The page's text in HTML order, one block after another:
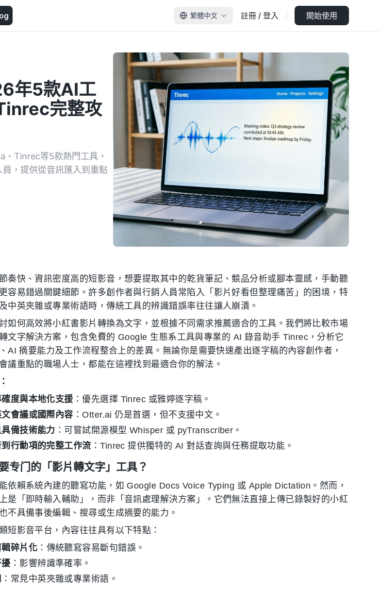
繁體中文 註冊 / 登入 開始使用
年5款AI工
完整攻
Tinrec等5款熱門工具，
，提供從音訊匯入到重點
奏快、資訊密度高的短影音，想要提取其中的乾貨筆記、競品分析或腳本靈感，手動聽
容易錯過關鍵細節。許多創作者與行銷人員常陷入「影片好看但整理痛苦」的困境，特
中英夾雜或專業術語時，傳統工具的辨識錯誤率往往讓人崩潰。
如何高效將小紅書影片轉換為文字，並根據不同需求推薦適合的工具。我們將比較市場
文字解決方案，包含免費的 Google 生態系工具與專業的 AI 錄音助手 Tinrec，分析它
AI 摘要能力及工作流程整合上的差異。無論你是需要快速產出逐字稿的內容創作者，
議重點的職場人士，都能在這裡找到最適合你的解法。
度與本地化支援 ：優先選擇 Tinrec 或雅婷逐字稿。
會議或國際內容 ：Otter.ai 仍是首選，但不支援中文。
備技術能力 ：可嘗試開源模型 Whisper 或 pyTranscriber。
行動項的完整工作流 ：Tinrec 提供獨特的 AI 對話查詢與任務提取功能。
专门的「影片轉文字」工具？
依賴系統內建的聽寫功能，如 Google Docs Voice Typing 或 Apple Dictation。然而，
是「即時輸入輔助」，而非「音訊處理解決方案」。它們無法直接上傳已錄製好的小紅
不具備事後編輯、搜尋或生成摘要的能力。
短影音平台，內容往往具有以下特點：
碎片化 ：傳統聽寫容易斷句錯誤。
：影響辨識準確率。
：常見中英夾雜或專業術語。